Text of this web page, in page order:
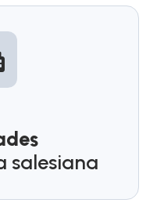
salesiana